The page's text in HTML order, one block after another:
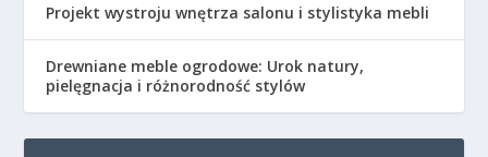
Projekt wystroju wnętrza salonu i stylistyka mebli
Drewniane meble ogrodowe: Urok natury,
pielęgnacja i różnorodność stylów